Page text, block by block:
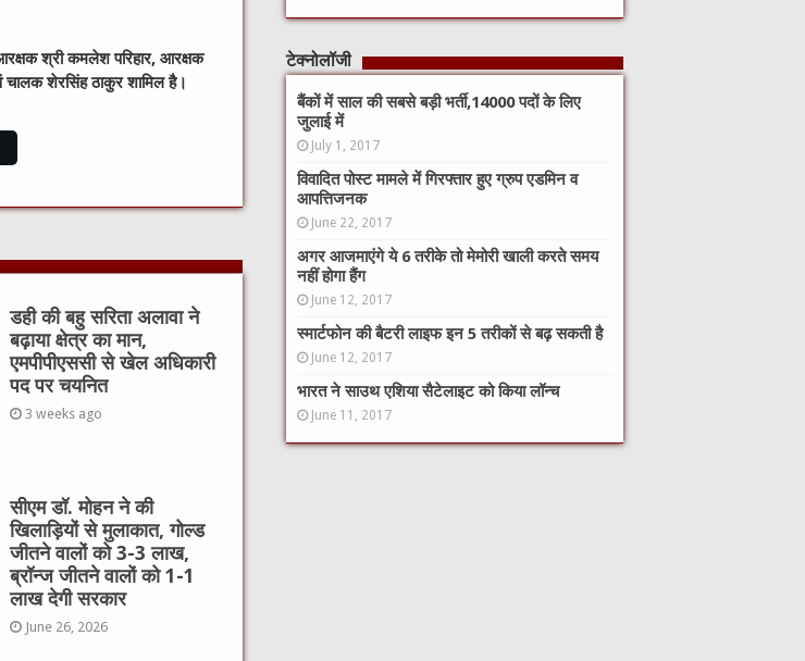
श्री कमलेश परिहार, आरक्षक
चालक शेरसिंह ठाकुर शामिल है।
डही की बहु सरिता अलावा ने
बढ़ाया क्षेत्र का मान,
एमपीपीएससी से खेल अधिकारी
पद पर चयनित
3 weeks ago
सीएम डॉ. मोहन ने की
खिलाड़ियों से मुलाकात, गोल्ड
जीतने वालों को 3-3 लाख,
ब्रॉन्ज जीतने वालों को 1-1
लाख देगी सरकार
June 26, 2026
टेक्नोलॉजी
बैंकों में साल की सबसे बड़ी भर्ती,14000 पदों के लिए
जुलाई में
July 1, 2017
विवादित पोस्ट मामले में गिरफ्तार हुए ग्रुप एडमिन व
आपत्तिजनक
June 22, 2017
अगर आजमाएंगे ये 6 तरीके तो मेमोरी खाली करते समय
नहीं होगा हैंग
June 12, 2017
स्मार्टफोन की बैटरी लाइफ इन 5 तरीकों से बढ़ सकती है
June 12, 2017
भारत ने साउथ एशिया सैटेलाइट को किया लॉन्च
June 11, 2017